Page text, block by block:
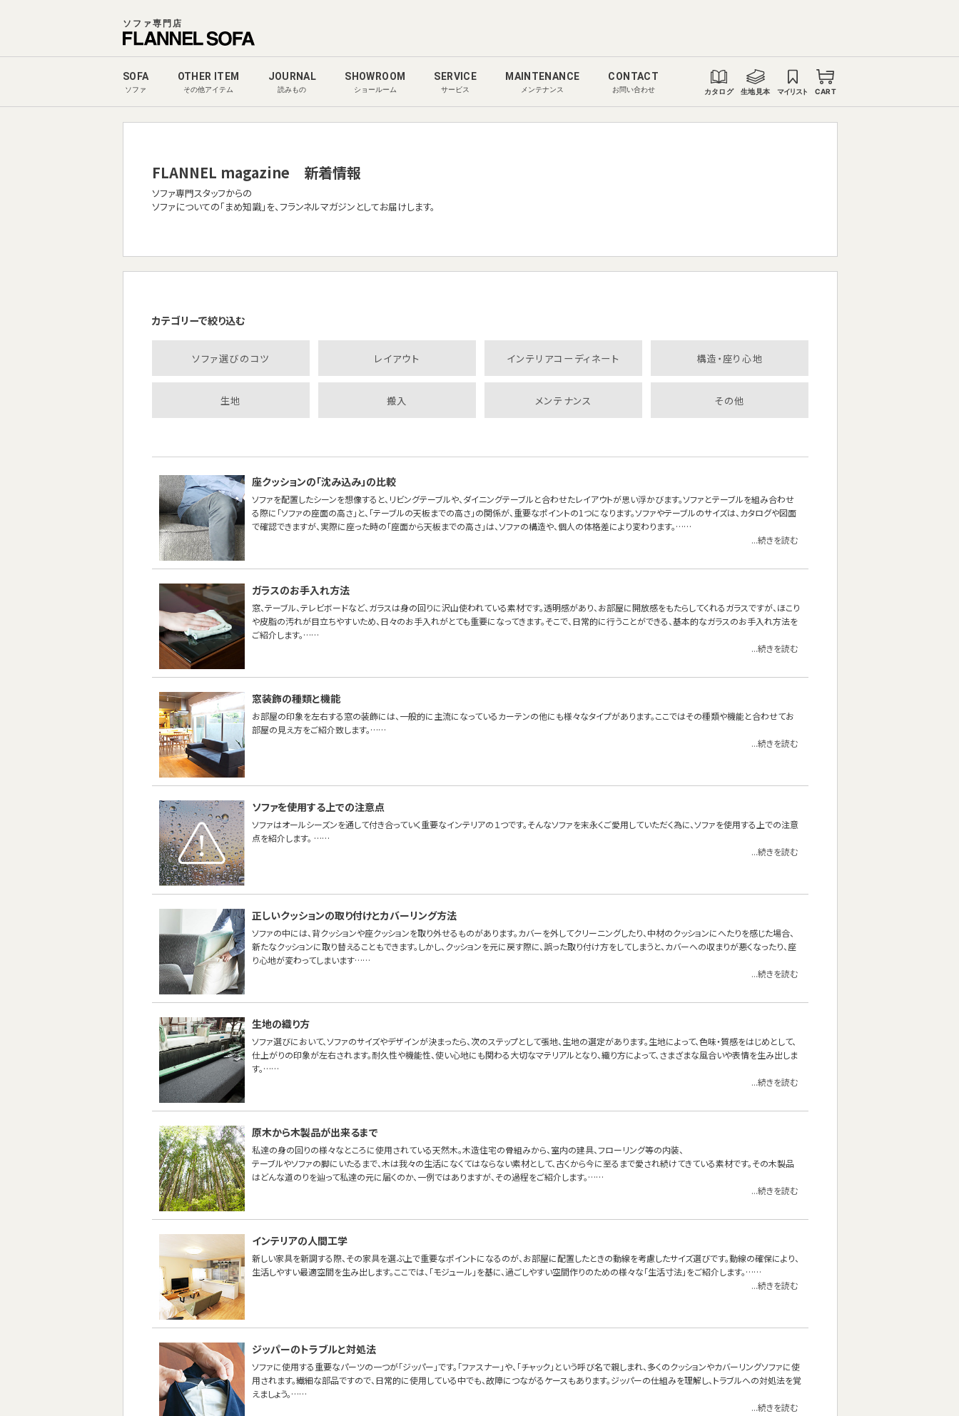
ソファ専門店
SOFA
ソファ
OTHER ITEM
その他アイテム
JOURNAL
読みもの
SHOWROOM
ショールーム
SERVICE
サービス
MAINTENANCE
メンテナンス
CONTACT
お問い合わせ カタログ 生地見本 マイリスト CART
FLANNEL magazine 新着情報
ソファ専門スタッフからの
ソファについての「まめ知識」を、フランネルマガジンとしてお届けします。
カテゴリーで絞り込む
ソファ選びのコツ レイアウト インテリアコーディネート 構造・座り心地
生地 搬入 メンテナンス その他
座クッションの「沈み込み」の比較
ソファを配置したシーンを想像すると、リビングテーブルや、ダイニングテーブルと合わせたレイアウトが思い浮かびます。ソファとテーブルを組み合わせ
る際に「ソファの座面の高さ」と、「テーブルの天板までの高さ」の関係が、重要なポイントの1つになります。ソファやテーブルのサイズは、カタログや図面
で確認できますが、実際に座った時の「座面から天板までの高さ」は、ソファの構造や、個人の体格差により変わります。……
...続きを読む
ガラスのお手入れ方法
窓、テーブル、テレビボードなど、ガラスは身の回りに沢山使われている素材です。透明感があり、お部屋に開放感をもたらしてくれるガラスですが、ほこり
や皮脂の汚れが目立ちやすいため、日々のお手入れがとても重要になってきます。そこで、日常的に行うことができる、基本的なガラスのお手入れ方法を
ご紹介します。……
...続きを読む
窓装飾の種類と機能
お部屋の印象を左右する窓の装飾には、一般的に主流になっているカーテンの他にも様々なタイプがあります。ここではその種類や機能と合わせてお
部屋の見え方をご紹介致します。……
...続きを読む
ソファを使用する上での注意点
ソファはオールシーズンを通して付き合っていく重要なインテリアの１つです。そんなソファを末永くご愛用していただく為に、ソファを使用する上での注意
点を紹介します。 ……
...続きを読む
正しいクッションの取り付けとカバーリング方法
ソファの中には、背クッションや座クッションを取り外せるものがあります。カバーを外してクリーニングしたり、中材のクッションにへたりを感じた場合、
新たなクッションに取り替えることもできます。しかし、クッションを元に戻す際に、誤った取り付け方をしてしまうと、カバーへの収まりが悪くなったり、座
り心地が変わってしまいます……
...続きを読む
生地の織り方
ソファ選びにおいて、ソファのサイズやデザインが決まったら、次のステップとして張地、生地の選定があります。生地によって、色味・質感をはじめとして、
仕上がりの印象が左右されます。耐久性や機能性、使い心地にも関わる大切なマテリアルとなり、織り方によって、さまざまな風合いや表情を生み出しま
す。……
...続きを読む
原木から木製品が出来るまで
私達の身の回りの様々なところに使用されている天然木。木造住宅の骨組みから、室内の建具、フローリング等の内装、
テーブルやソファの脚にいたるまで、木は我々の生活になくてはならない素材として、古くから今に至るまで愛され続けてきている素材です。その木製品
はどんな道のりを辿って私達の元に届くのか、一例ではありますが、その過程をご紹介します。……
...続きを読む
インテリアの人間工学
新しい家具を新調する際、その家具を選ぶ上で重要なポイントになるのが、お部屋に配置したときの動線を考慮したサイズ選びです。動線の確保により、
生活しやすい最適空間を生み出します。ここでは、「モジュール」を基に、過ごしやすい空間作りのための様々な「生活寸法」をご紹介します。……
...続きを読む
ジッパーのトラブルと対処法
ソファに使用する重要なパーツの一つが「ジッパー」です。「ファスナー」や、「チャック」という呼び名で親しまれ、多くのクッションやカバーリングソファに使
用されます。繊細な部品ですので、日常的に使用している中でも、故障につながるケースもあります。ジッパーの仕組みを理解し、トラブルへの対処法を覚
えましょう。……
...続きを読む